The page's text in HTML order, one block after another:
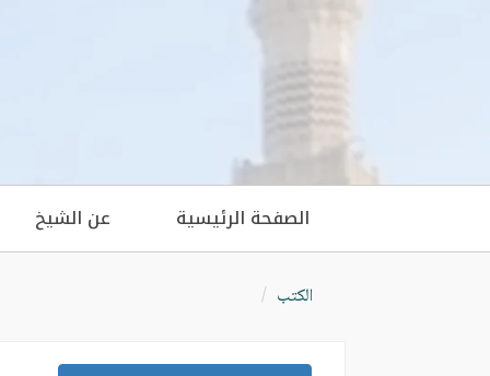
الصفحة الرئيسية عن الشيخ
الكتب